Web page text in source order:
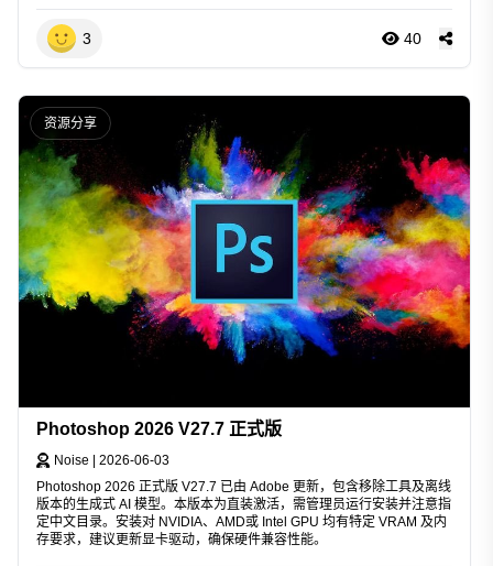
3 40
资源分享
Photoshop 2026 V27.7 正式版
Noise
2026-06-03
Photoshop 2026 正式版 V27.7 已由 Adobe 更新，包含移除工具及离线
版本的生成式 AI 模型。本版本为直装激活，需管理员运行安装并注意指
定中文目录。安装对 NVIDIA、AMD或 Intel GPU 均有特定 VRAM 及内
存要求，建议更新显卡驱动，确保硬件兼容性能。